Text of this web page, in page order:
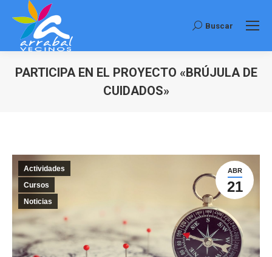
Buscar:
Buscar
PARTICIPA EN EL PROYECTO «BRÚJULA DE
CUIDADOS»
ABR
21
Actividades
Cursos
Noticias